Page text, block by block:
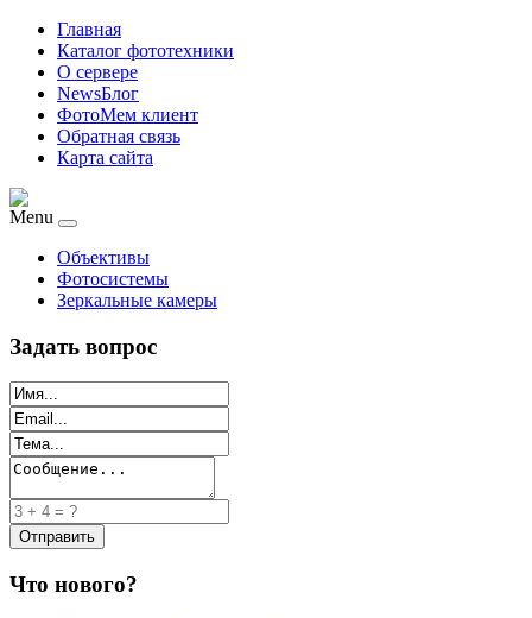
Главная
Каталог фототехники
О сервере
NewsБлог
ФотоМем клиент
Обратная связь
Карта сайта
Menu
Объективы
Фотосистемы
Зеркальные камеры
Задать вопрос
Что нового?